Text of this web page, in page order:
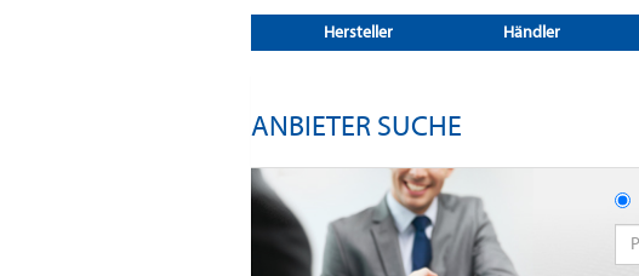
Hersteller Händler
ANBIETER SUCHE